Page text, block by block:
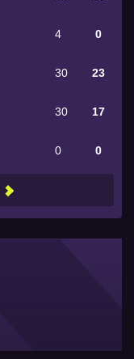
4 0
30 23
30 17
0 0